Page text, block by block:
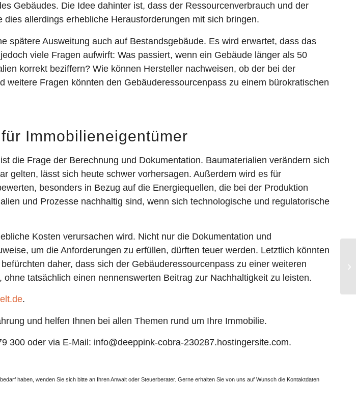
Gebäudes. Die Idee dahinter ist, dass der Ressourcenverbrauch und der
allerdings erhebliche Herausforderungen mit sich bringen.
spätere Ausweitung auch auf Bestandsgebäude. Es wird erwartet, dass das
viele Fragen aufwirft: Was passiert, wenn ein Gebäude länger als 50
korrekt beziffern? Wie können Hersteller nachweisen, ob der bei der
Fragen könnten den Gebäuderessourcenpass zu einem bürokratischen
Immobilieneigentümer
die Frage der Berechnung und Dokumentation. Baumaterialien verändern sich
gelten, lässt sich heute schwer vorhersagen. Außerdem wird es für
besonders in Bezug auf die Energiequellen, die bei der Produktion
und Prozesse nachhaltig sind, wenn sich technologische und regulatorische
Kosten verursachen wird. Nicht nur die Dokumentation und
um die Anforderungen zu erfüllen, dürften teuer werden. Letztlich könnten
daher, dass sich der Gebäuderessourcenpass zu einer weiteren
tatsächlich einen nennenswerten Beitrag zur Nachhaltigkeit zu leisten.
.
und helfen Ihnen bei allen Themen rund um Ihre Immobilie.
300 oder via E-Mail: info@deeppink-cobra-230287.hostingersite.com.
haben, wenden Sie sich bitte an Ihren Anwalt oder Steuerberater. Gerne erhalten Sie von uns auf Wunsch die Kontaktdaten